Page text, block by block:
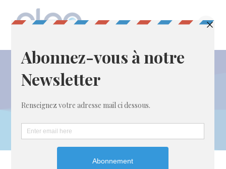
contenu
Newsletter ATEP
N°1 – Juin 2022